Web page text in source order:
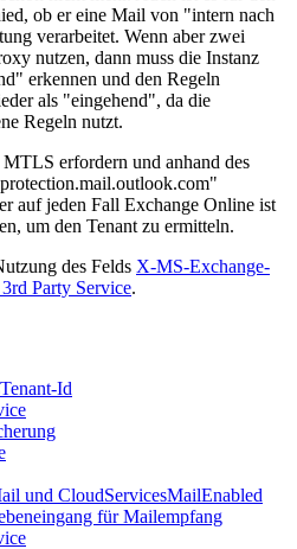
ob er eine Mail von "intern nach
verarbeitet. Wenn aber zwei
nutzen, dann muss die Instanz
erkennen und den Regeln
als "eingehend", da die
Regeln nutzt.
erfordern und anhand des
auf jeden Fall Exchange Online ist
um den Tenant zu ermitteln.
des Felds X-MS-Exchange-
Party Service.
Id
und CloudServicesMailEnabled
für Mailempfang